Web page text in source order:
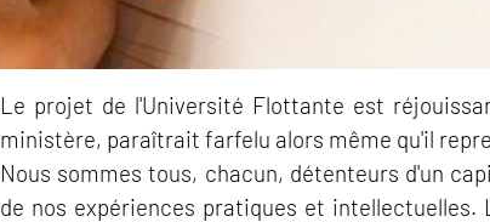
Le projet de l'Université Flottante est
ministère, paraîtrait farfelu alors même qu'il
Nous sommes tous, chacun, détenteurs d'un
de nos expériences pratiques et